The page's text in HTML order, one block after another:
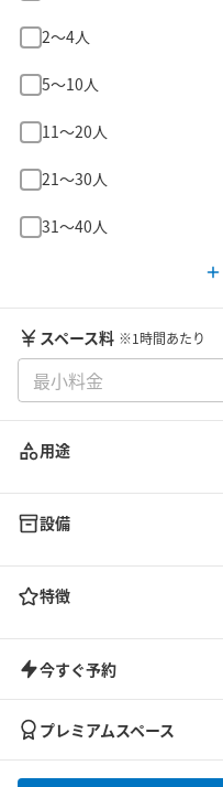
2〜4人
5〜10人
11〜20人
21〜30人
31〜40人
スペース料 ※1時間あたり
用途
設備
特徴
今すぐ予約
プレミアムスペース